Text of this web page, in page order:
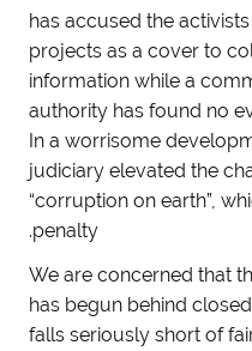
has accused the
projects as a cover to
information while a
authority has found no
In a worrisome
judiciary elevated the
“corruption on earth”,
penalty.
We are concerned that
has begun behind
falls seriously short of